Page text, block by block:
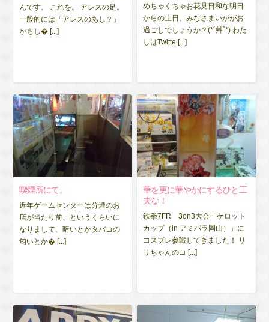
んです。 これを。 アレスの足。
一般的には「アレスのあし？」
かもし� [...]
めちゃくちゃお花見日和な明日
からの土日、みなさまいかがお
過ごしでしょうか？(*´艸`*) わた
しはTwitte [...]
喫煙所にて。
近年ゲームセンターは分煙のお
店が当たり前、というくらいに
なりまして、暗いとかタバコの
匂いとか� [...]
華を更に華やかにするひと工
夫な！
鉄拳7FR 3on3大会「ケロット
カップ（in アミパラ岡山）」に
コスプレ参戦してきました！ リ
リちゃんのコ [...]